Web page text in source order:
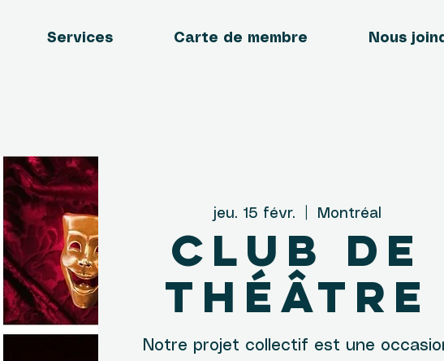
Services Carte de membre Nous
jeu. 15 févr. Montréal
Club de
théâtre
Notre projet collectif est une